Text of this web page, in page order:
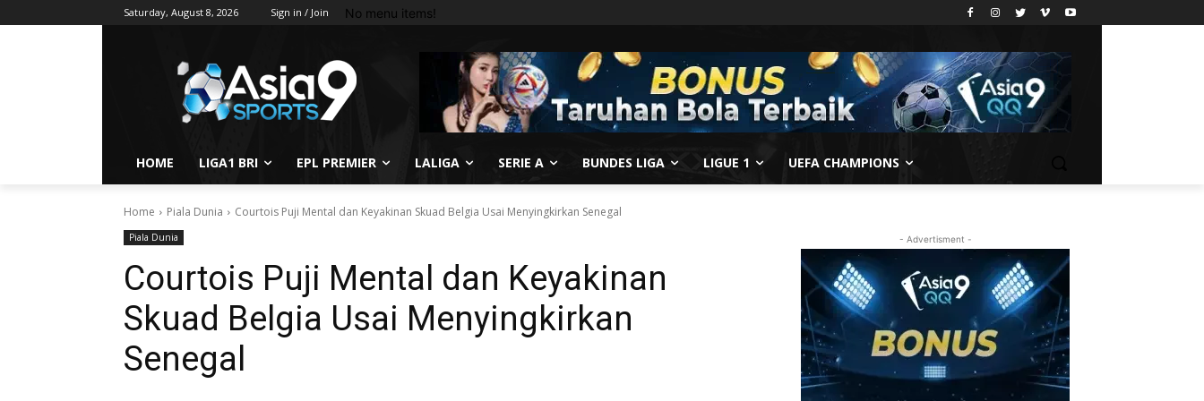
Saturday, August 8, 2026 Sign in / Join No menu items!
HOME LIGA1 BRI EPL PREMIER LALIGA SERIE A BUNDES LIGA LIGUE 1 UEFA CHAMPIONS
Home Piala Dunia Courtois Puji Mental dan Keyakinan Skuad Belgia Usai Menyingkirkan Senegal
Piala Dunia
Courtois Puji Mental dan Keyakinan
Skuad Belgia Usai Menyingkirkan
Senegal
- Advertisment -